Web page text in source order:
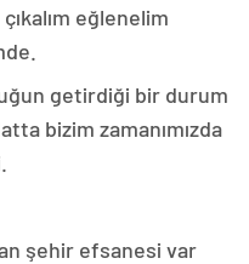
eğlenelim
getirdiği bir durum
bizim zamanımızda
şehir efsanesi var